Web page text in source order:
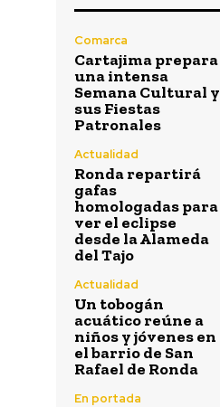
Comarca
Cartajima prepara
una intensa
Semana Cultural y
sus Fiestas
Patronales
Actualidad
Ronda repartirá
gafas
homologadas para
ver el eclipse
desde la Alameda
del Tajo
Actualidad
Un tobogán
acuático reúne a
niños y jóvenes en
el barrio de San
Rafael de Ronda
En portada